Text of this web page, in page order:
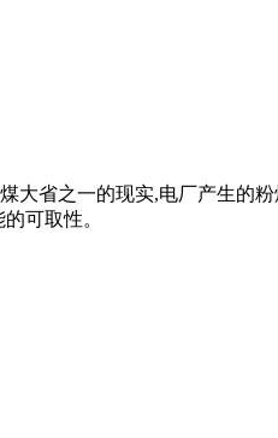
大省之一的现实,电厂产生的
可取性。